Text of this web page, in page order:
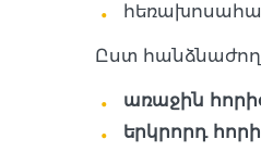
Ըստ
առաջին
երկրորդ